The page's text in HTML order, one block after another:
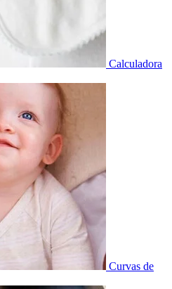
Calculadora
Curvas de